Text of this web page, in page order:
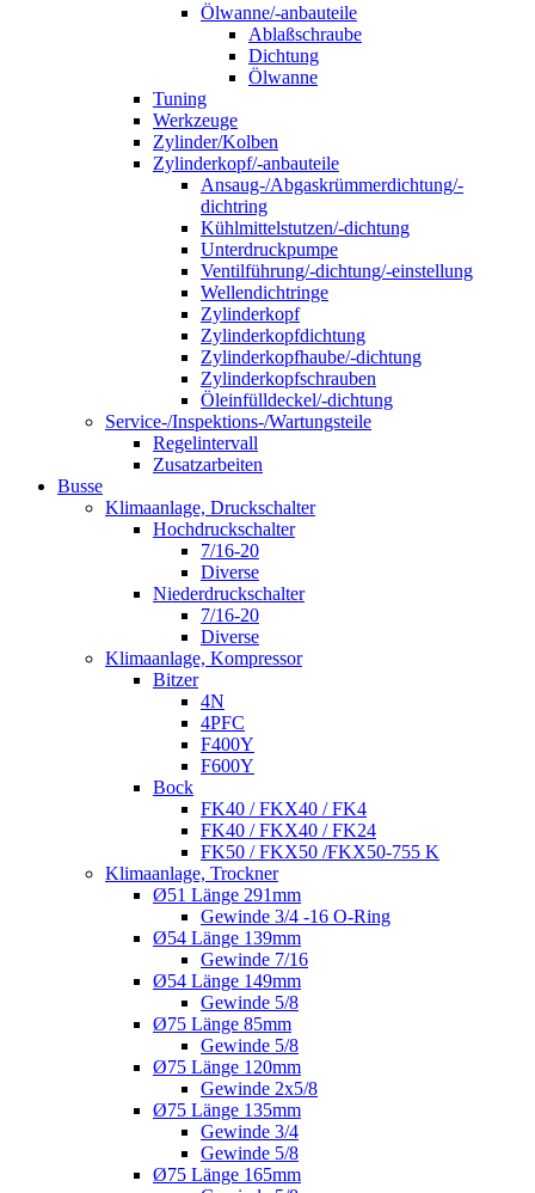
Ölwanne/-anbauteile
Ablaßschraube
Dichtung
Ölwanne
Tuning
Werkzeuge
Zylinder/Kolben
Zylinderkopf/-anbauteile
Ansaug-/Abgaskrümmerdichtung/-
dichtring
Kühlmittelstutzen/-dichtung
Unterdruckpumpe
Ventilführung/-dichtung/-einstellung
Wellendichtringe
Zylinderkopf
Zylinderkopfdichtung
Zylinderkopfhaube/-dichtung
Zylinderkopfschrauben
Öleinfülldeckel/-dichtung
Service-/Inspektions-/Wartungsteile
Regelintervall
Zusatzarbeiten
Busse
Klimaanlage, Druckschalter
Hochdruckschalter
7/16-20
Diverse
Niederdruckschalter
7/16-20
Diverse
Klimaanlage, Kompressor
Bitzer
4N
4PFC
F400Y
F600Y
Bock
FK40 / FKX40 / FK4
FK40 / FKX40 / FK24
FK50 / FKX50 /FKX50-755 K
Klimaanlage, Trockner
Ø51 Länge 291mm
Gewinde 3/4 -16 O-Ring
Ø54 Länge 139mm
Gewinde 7/16
Ø54 Länge 149mm
Gewinde 5/8
Ø75 Länge 85mm
Gewinde 5/8
Ø75 Länge 120mm
Gewinde 2x5/8
Ø75 Länge 135mm
Gewinde 3/4
Gewinde 5/8
Ø75 Länge 165mm